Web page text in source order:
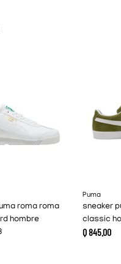
roma roma
hombre
Puma
sneaker
classic
Q84500